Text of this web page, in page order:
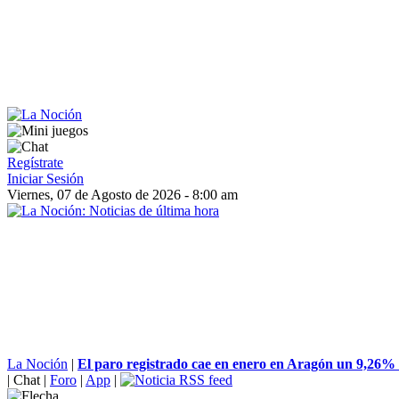
Regístrate
Iniciar Sesión
Viernes, 07 de Agosto de 2026 - 8:00 am
La Noción | El paro registrado cae en enero en Aragón un 9,26%
| Chat | Foro | App |